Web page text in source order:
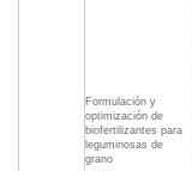
Formulación y
optimización de
biofertilizantes para
leguminosas de
grano